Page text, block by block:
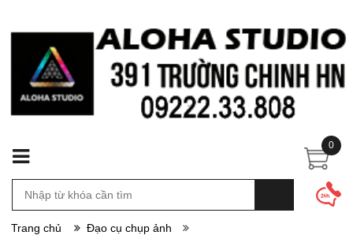
0
Trang chủ
Đạo cụ chụp ảnh